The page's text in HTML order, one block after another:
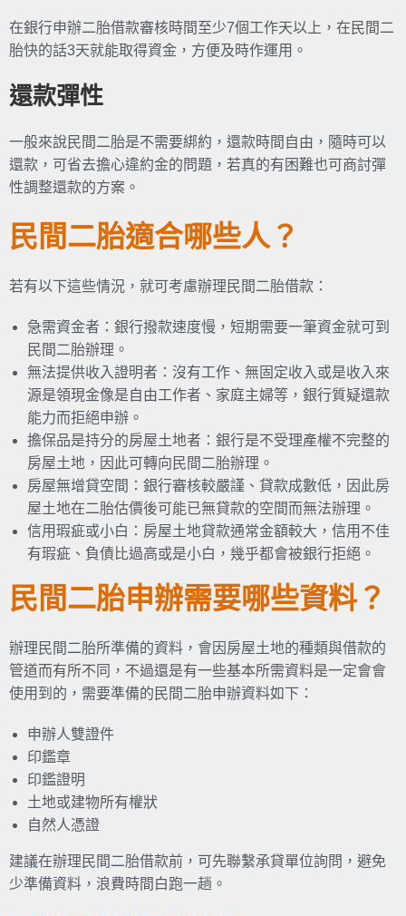
在銀行申辦二胎借款審核時間至少7個工作天以上，在民間二
胎快的話3天就能取得資金，方便及時作運用。
還款彈性
一般來說民間二胎是不需要綁約，還款時間自由，隨時可以
還款，可省去擔心違約金的問題，若真的有困難也可商討彈
性調整還款的方案。
民間二胎適合哪些人？
若有以下這些情況，就可考慮辦理民間二胎借款：
急需資金者：銀行撥款速度慢，短期需要一筆資金就可到
民間二胎辦理。
無法提供收入證明者：沒有工作、無固定收入或是收入來
源是領現金像是自由工作者、家庭主婦等，銀行質疑還款
能力而拒絕申辦。
擔保品是持分的房屋土地者：銀行是不受理產權不完整的
房屋土地，因此可轉向民間二胎辦理。
房屋無增貸空間：銀行審核較嚴謹、貸款成數低，因此房
屋土地在二胎估價後可能已無貸款的空間而無法辦理。
信用瑕疵或小白：房屋土地貸款通常金額較大，信用不佳
有瑕疵、負債比過高或是小白，幾乎都會被銀行拒絕。
民間二胎申辦需要哪些資料？
辦理民間二胎所準備的資料，會因房屋土地的種類與借款的
管道而有所不同，不過還是有一些基本所需資料是一定會會
使用到的，需要準備的民間二胎申辦資料如下：
申辦人雙證件
印鑑章
印鑑證明
土地或建物所有權狀
自然人憑證
建議在辦理民間二胎借款前，可先聯繫承貸單位詢問，避免
少準備資料，浪費時間白跑一趟。